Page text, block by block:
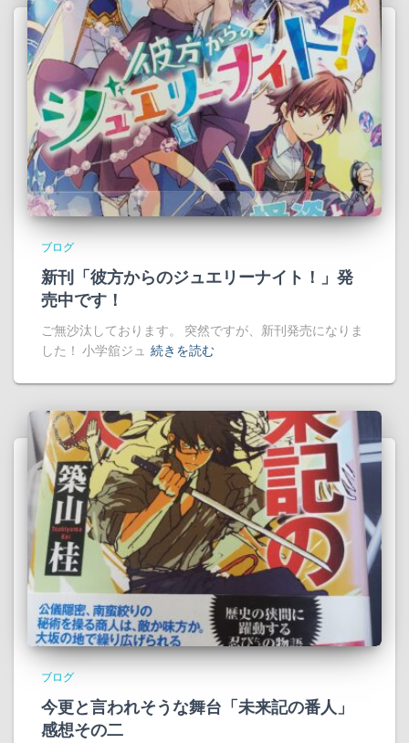
ブログ
新刊「彼方からのジュエリーナイト！」発
売中です！
ご無沙汰しております。 突然ですが、新刊発売になりま
した！ 小学舘ジュ 続きを読む
ブログ
今更と言われそうな舞台「未来記の番人」
感想その二